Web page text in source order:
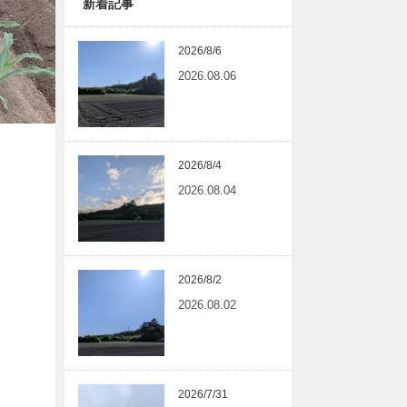
新着記事
2026/8/6
2026.08.06
2026/8/4
2026.08.04
2026/8/2
2026.08.02
2026/7/31